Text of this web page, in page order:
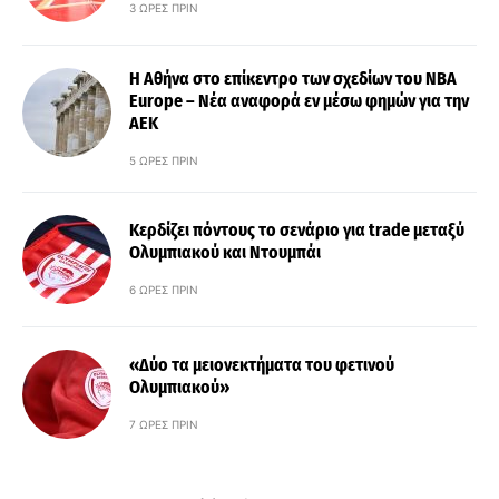
3 ΏΡΕΣ ΠΡΙΝ
Η Αθήνα στο επίκεντρο των σχεδίων του NBA
Europe – Νέα αναφορά εν μέσω φημών για την
ΑΕΚ
5 ΏΡΕΣ ΠΡΙΝ
Κερδίζει πόντους το σενάριο για trade μεταξύ
Ολυμπιακού και Ντουμπάι
6 ΏΡΕΣ ΠΡΙΝ
«Δύο τα μειονεκτήματα του φετινού
Ολυμπιακού»
7 ΏΡΕΣ ΠΡΙΝ